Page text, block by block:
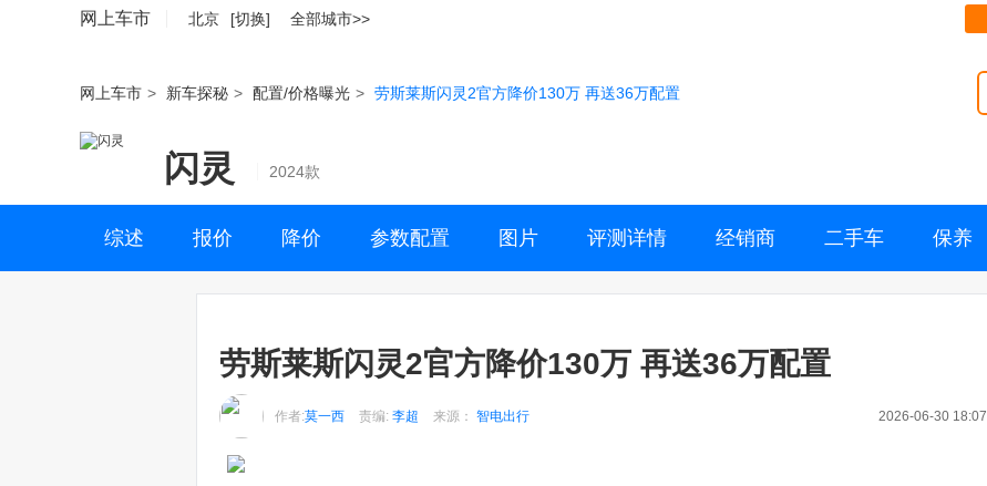
网上车市 北京 [切换] 全部城市>>
网上车市 > 新车探秘 > 配置/价格曝光 > 劳斯莱斯闪灵2官方降价130万 再送36万配置
闪灵 2024款
综述 报价 降价 参数配置 图片 评测详情 经销商 二手车 保养
劳斯莱斯闪灵2官方降价130万 再送36万配置
作者:莫一西 责编: 李超 来源： 智电出行 2026-06-30 18:07